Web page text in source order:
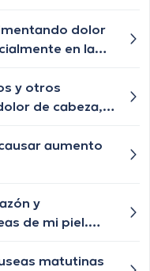
dolor
en la
causando
y otros
de cabeza,
aumento
y
de mi piel.
debería
matutinas